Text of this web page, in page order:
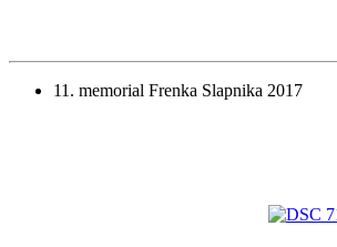
11. memorial Frenka Slapnika 2017